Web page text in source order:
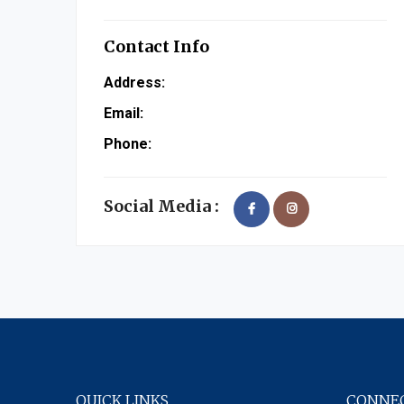
Contact Info
Address:
Email:
Phone:
Social Media :
QUICK LINKS